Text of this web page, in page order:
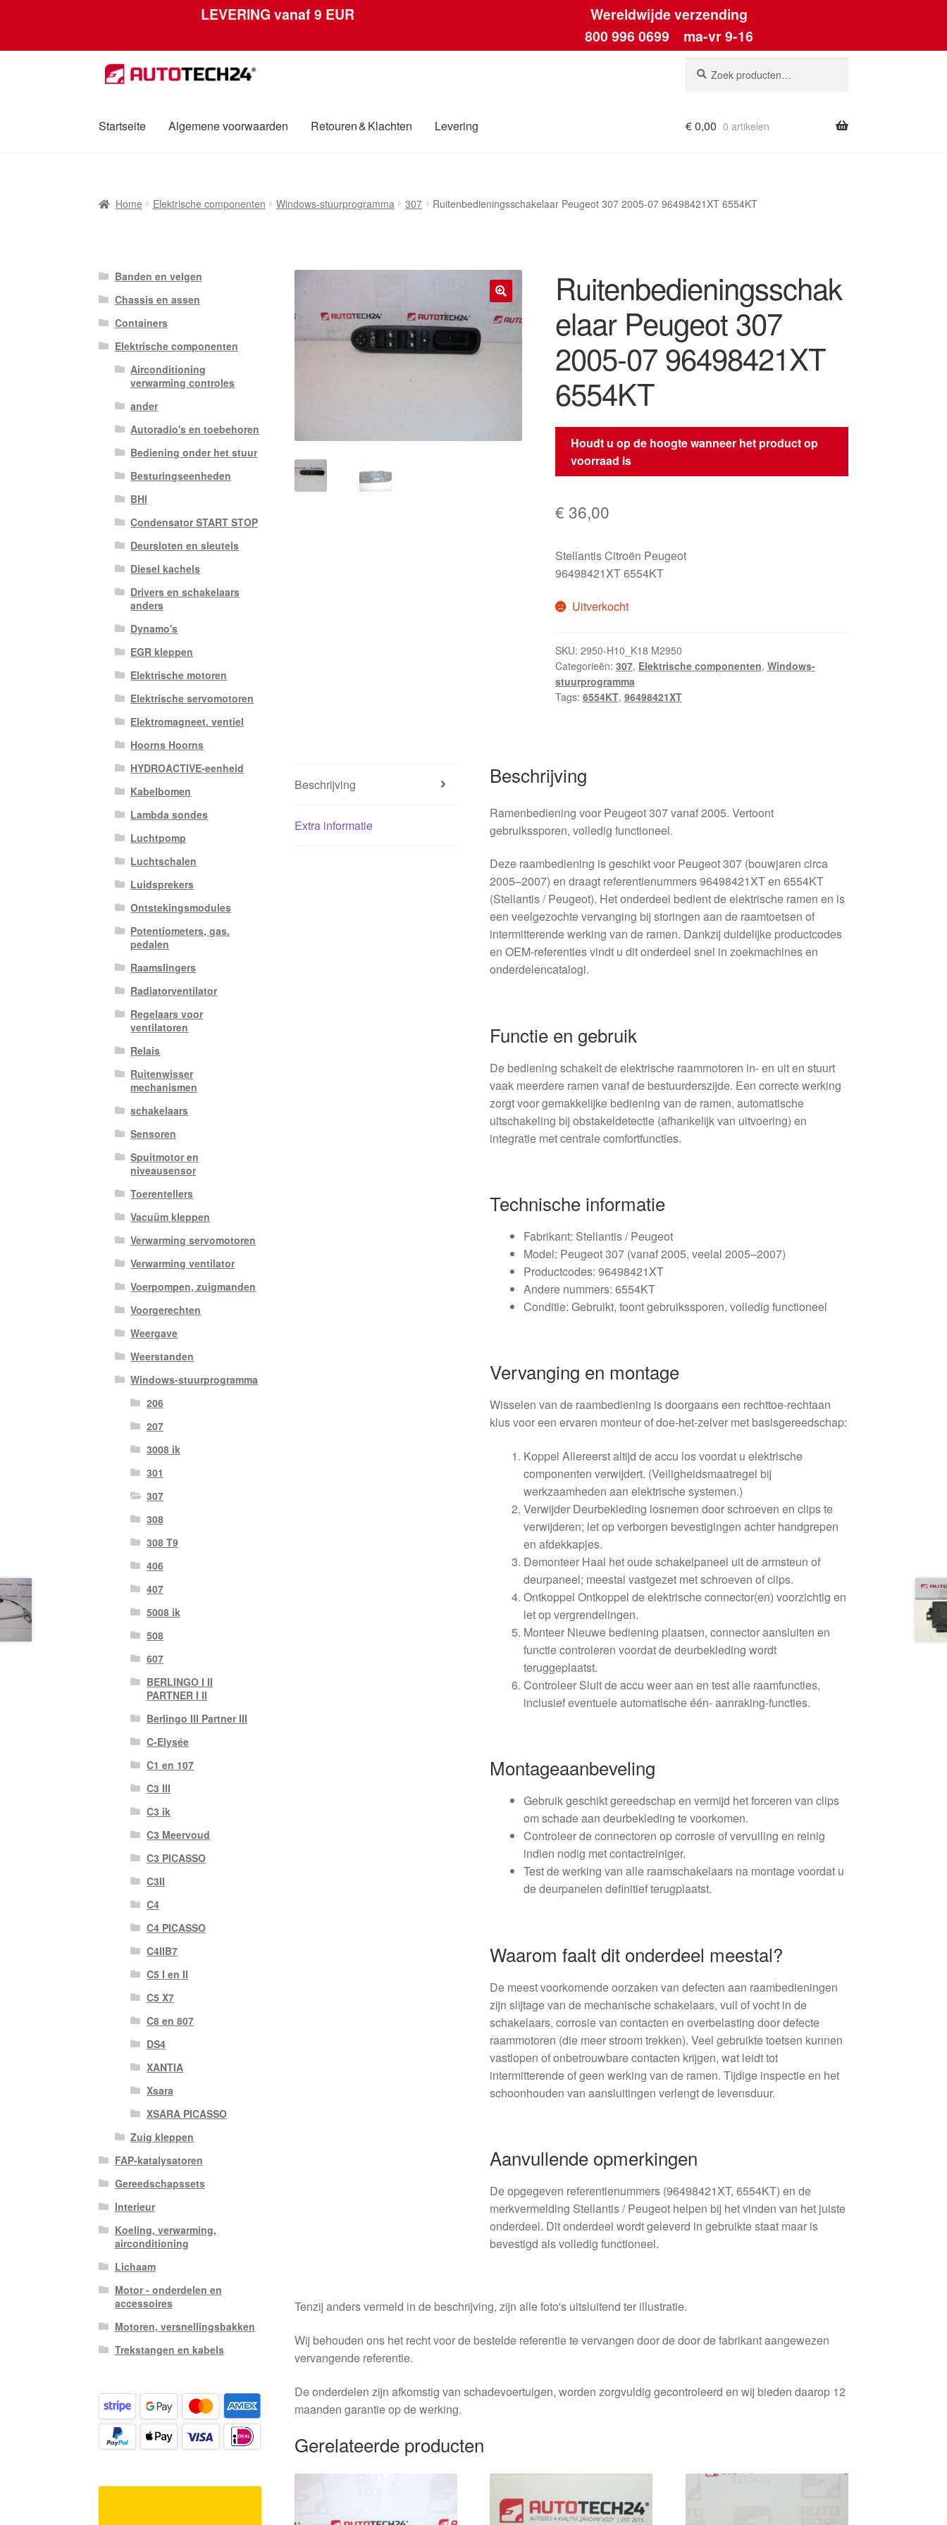
LEVERING vanaf 9 EUR
Wereldwijde verzending
800 996 0699 ma-vr 9-16
Ga
door
navigatie
Ga
naar
inhoud
naar:
Startseite Algemene voorwaarden Retouren & Klachten Levering
Over ons PrivacybeleidWereldwijde verzendingWinkelwagen
€0,00 0 artikelen
Home Elektrische componenten Windows-stuurprogramma 307 Ruitenbedieningsschakelaar Peugeot 307 2005-07 96498421XT 6554KT
🔍
Ruitenbedieningsschak
elaar Peugeot 307
2005-07 96498421XT
6554KT
Houdt u op de hoogte wanneer het product op
voorraad is
€ 36,00
Stellantis Citroën Peugeot
96498421XT 6554KT
Uitverkocht
SKU: 2950-H10_K18 M2950
Categorieën: 307, Elektrische componenten, Windows-
stuurprogramma
Tags: 6554KT, 96498421XT
Beschrijving
Extra informatie
Beschrijving
Ramenbediening voor Peugeot 307 vanaf 2005. Vertoont
gebruikssporen, volledig functioneel.
Deze raambediening is geschikt voor Peugeot 307 (bouwjaren circa
2005–2007) en draagt referentienummers 96498421XT en 6554KT
(Stellantis / Peugeot). Het onderdeel bedient de elektrische ramen en is
een veelgezochte vervanging bij storingen aan de raamtoetsen of
intermitterende werking van de ramen. Dankzij duidelijke productcodes
en OEM-referenties vindt u dit onderdeel snel in zoekmachines en
onderdelencatalogi.
Functie en gebruik
De bediening schakelt de elektrische raammotoren in- en uit en stuurt
vaak meerdere ramen vanaf de bestuurderszijde. Een correcte werking
zorgt voor gemakkelijke bediening van de ramen, automatische
uitschakeling bij obstakeldetectie (afhankelijk van uitvoering) en
integratie met centrale comfortfuncties.
Technische informatie
Fabrikant: Stellantis / Peugeot
Model: Peugeot 307 (vanaf 2005, veelal 2005–2007)
Productcodes: 96498421XT
Andere nummers: 6554KT
Conditie: Gebruikt, toont gebruikssporen, volledig functioneel
Vervanging en montage
Wisselen van de raambediening is doorgaans een rechttoe-rechtaan
klus voor een ervaren monteur of doe-het-zelver met basisgereedschap:
Koppel Allereerst altijd de accu los voordat u elektrische
componenten verwijdert. (Veiligheidsmaatregel bij
werkzaamheden aan elektrische systemen.)
Verwijder Deurbekleding losnemen door schroeven en clips te
verwijderen; let op verborgen bevestigingen achter handgrepen
en afdekkapjes.
Demonteer Haal het oude schakelpaneel uit de armsteun of
deurpaneel; meestal vastgezet met schroeven of clips.
Ontkoppel Ontkoppel de elektrische connector(en) voorzichtig en
let op vergrendelingen.
Monteer Nieuwe bediening plaatsen, connector aansluiten en
functie controleren voordat de deurbekleding wordt
teruggeplaatst.
Controleer Sluit de accu weer aan en test alle raamfuncties,
inclusief eventuele automatische één- aanraking-functies.
Montageaanbeveling
Gebruik geschikt gereedschap en vermijd het forceren van clips
om schade aan deurbekleding te voorkomen.
Controleer de connectoren op corrosie of vervuiling en reinig
indien nodig met contactreiniger.
Test de werking van alle raamschakelaars na montage voordat u
de deurpanelen definitief terugplaatst.
Waarom faalt dit onderdeel meestal?
De meest voorkomende oorzaken van defecten aan raambedieningen
zijn slijtage van de mechanische schakelaars, vuil of vocht in de
schakelaars, corrosie van contacten en overbelasting door defecte
raammotoren (die meer stroom trekken). Veel gebruikte toetsen kunnen
vastlopen of onbetrouwbare contacten krijgen, wat leidt tot
intermitterende of geen werking van de ramen. Tijdige inspectie en het
schoonhouden van aansluitingen verlengt de levensduur.
Aanvullende opmerkingen
De opgegeven referentienummers (96498421XT, 6554KT) en de
merkvermelding Stellantis / Peugeot helpen bij het vinden van het juiste
onderdeel. Dit onderdeel wordt geleverd in gebruikte staat maar is
bevestigd als volledig functioneel.
Tenzij anders vermeld in de beschrijving, zijn alle foto's uitsluitend ter illustratie.
Wij behouden ons het recht voor de bestelde referentie te vervangen door de door de fabrikant aangewezen
vervangende referentie.
De onderdelen zijn afkomstig van schadevoertuigen, worden zorgvuldig gecontroleerd en wij bieden daarop 12
maanden garantie op de werking.
Gerelateerde producten
Banden en velgen
Chassis en assen
Containers
Elektrische componenten
Airconditioning
verwarming controles
ander
Autoradio's en toebehoren
Bediening onder het stuur
Besturingseenheden
BHI
Condensator START STOP
Deursloten en sleutels
Diesel kachels
Drivers en schakelaars
anders
Dynamo's
EGR kleppen
Elektrische motoren
Elektrische servomotoren
Elektromagneet. ventiel
Hoorns Hoorns
HYDROACTIVE-eenheid
Kabelbomen
Lambda sondes
Luchtpomp
Luchtschalen
Luidsprekers
Ontstekingsmodules
Potentiometers, gas.
pedalen
Raamslingers
Radiatorventilator
Regelaars voor
ventilatoren
Relais
Ruitenwisser
mechanismen
schakelaars
Sensoren
Spuitmotor en
niveausensor
Toerentellers
Vacuüm kleppen
Verwarming servomotoren
Verwarming ventilator
Voerpompen, zuigmanden
Voorgerechten
Weergave
Weerstanden
Windows-stuurprogramma
206
207
3008 ik
301
307
308
308 T9
406
407
5008 ik
508
607
BERLINGO I II
PARTNER I II
Berlingo III Partner III
C-Elysée
C1 en 107
C3 III
C3 ik
C3 Meervoud
C3 PICASSO
C3II
C4
C4 PICASSO
C4IIB7
C5 I en II
C5 X7
C8 en 807
DS4
XANTIA
Xsara
XSARA PICASSO
Zuig kleppen
FAP-katalysatoren
Gereedschapssets
Interieur
Koeling, verwarming,
airconditioning
Lichaam
Motor - onderdelen en
accessoires
Motoren, versnellingsbakken
Trekstangen en kabels